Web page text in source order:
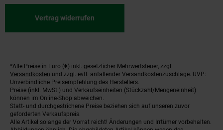
Vertrag widerrufen
Fußnoten
*Alle Preise in Euro (€) inkl. gesetzlicher Mehrwertsteuer, zzgl.
Versandkosten und zzgl. evtl. anfallender Versandkostenzuschläge. UVP:
Unverbindliche Preisempfehlung des Herstellers.
Preise (inkl. MwSt.) und Verkaufseinheiten (Stückzahl/Mengeneinheit)
können im Online-Shop abweichen.
Statt- und durchgestrichene Preise beziehen sich auf unseren zuvor
geforderten Verkaufspreis.
Alle Artikel solange der Vorrat reicht! Änderungen und Irrtümer vorbehalten.